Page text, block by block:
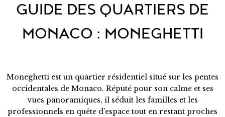
GUIDE DES QUARTIERS DE
MONACO : MONEGHETTI
Moneghetti est un quartier résidentiel situé sur les pentes
occidentales de Monaco. Réputé pour son calme et ses
vues panoramiques, il séduit les familles et les
professionnels en quête d’espace tout en restant proches